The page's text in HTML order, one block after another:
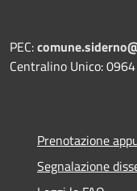
PEC:
Centralino Unico:
Prenotazione
Segnalazione